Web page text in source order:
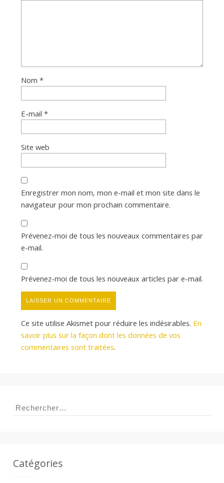
Nom *
E-mail *
Site web
Enregistrer mon nom, mon e-mail et mon site dans le
navigateur pour mon prochain commentaire.
Prévenez-moi de tous les nouveaux commentaires par
e-mail.
Prévenez-moi de tous les nouveaux articles par e-mail.
Ce site utilise Akismet pour réduire les indésirables. En
savoir plus sur la façon dont les données de vos
commentaires sont traitées.
Rechercher :
Catégories